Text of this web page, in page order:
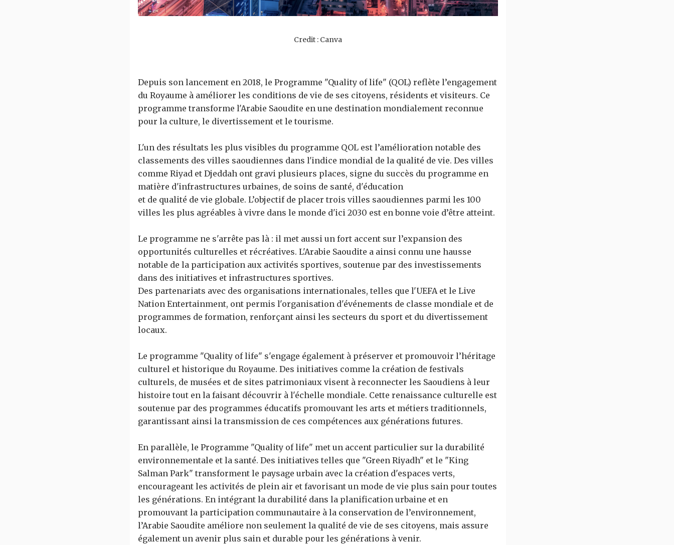
Credit : Canva
Depuis son lancement en 2018, le Programme "Quality of life" (QOL) reflète l’engagement
du Royaume à améliorer les conditions de vie de ses citoyens, résidents et visiteurs. Ce
programme transforme l'Arabie Saoudite en une destination mondialement reconnue
pour la culture, le divertissement et le tourisme.
L'un des résultats les plus visibles du programme QOL est l’amélioration notable des
classements des villes saoudiennes dans l'indice mondial de la qualité de vie. Des villes
comme Riyad et Djeddah ont gravi plusieurs places, signe du succès du programme en
matière d'infrastructures urbaines, de soins de santé, d'éducation
et de qualité de vie globale. L’objectif de placer trois villes saoudiennes parmi les 100
villes les plus agréables à vivre dans le monde d'ici 2030 est en bonne voie d’être atteint.
Le programme ne s'arrête pas là : il met aussi un fort accent sur l’expansion des
opportunités culturelles et récréatives. L'Arabie Saoudite a ainsi connu une hausse
notable de la participation aux activités sportives, soutenue par des investissements
dans des initiatives et infrastructures sportives.
Des partenariats avec des organisations internationales, telles que l'UEFA et le Live
Nation Entertainment, ont permis l'organisation d'événements de classe mondiale et de
programmes de formation, renforçant ainsi les secteurs du sport et du divertissement
locaux.
Le programme "Quality of life" s'engage également à préserver et promouvoir l’héritage
culturel et historique du Royaume. Des initiatives comme la création de festivals
culturels, de musées et de sites patrimoniaux visent à reconnecter les Saoudiens à leur
histoire tout en la faisant découvrir à l'échelle mondiale. Cette renaissance culturelle est
soutenue par des programmes éducatifs promouvant les arts et métiers traditionnels,
garantissant ainsi la transmission de ces compétences aux générations futures.
En parallèle, le Programme "Quality of life" met un accent particulier sur la durabilité
environnementale et la santé. Des initiatives telles que "Green Riyadh" et le "King
Salman Park" transforment le paysage urbain avec la création d'espaces verts,
encourageant les activités de plein air et favorisant un mode de vie plus sain pour toutes
les générations. En intégrant la durabilité dans la planification urbaine et en
promouvant la participation communautaire à la conservation de l’environnement,
l’Arabie Saoudite améliore non seulement la qualité de vie de ses citoyens, mais assure
également un avenir plus sain et durable pour les générations à venir.